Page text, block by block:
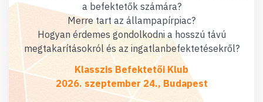
a befektetők számára?
Merre tart az állampapírpiac?
Hogyan érdemes gondolkodni a hosszú távú
megtakarításokról és az ingatlanbefektetésekről?
Klasszis Befektetői Klub
2026. szeptember 24., Budapest